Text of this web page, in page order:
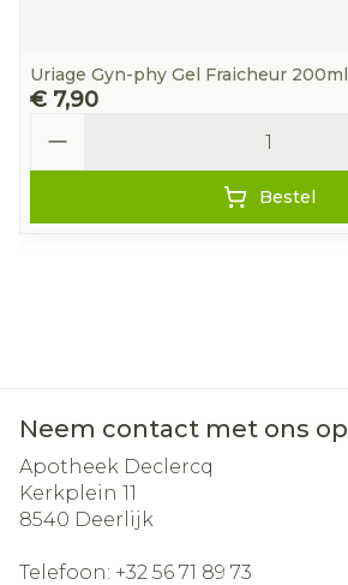
Uriage Gyn-phy Gel Fraicheur 200ml
€ 7,90
Bestel
Neem contact met ons op
Apotheek Declercq
Kerkplein 11
8540 Deerlijk
Telefoon: +32 56 71 89 73